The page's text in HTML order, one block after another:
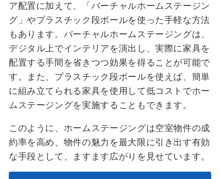
ア配置に加えて、「バーチャルホームステージン
グ」やプラスチック段ボールを使った手軽な方法
もあります。バーチャルホームステージングは、
デジタル上でインテリアを演出し、実際に家具を
配置する手間を省きつつ効果を得ることが可能で
す。また、プラスチック段ボールを使えば、簡単
に組み立てられる家具を使用して低コストでホー
ムステージングを実施することもできます。
このように、ホームステージングは空室物件の成
約率を高め、物件の魅力を最大限に引き出す有効
な手段として、ますます広がりを見せています。